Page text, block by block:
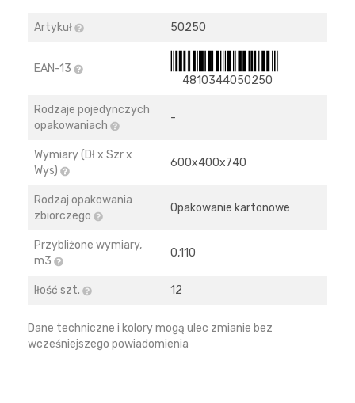
Artykuł 50250
EAN-13
4810344050250
Rodzaje pojedynczych
opakowaniach
-
Wymiary (Dł x Szr x
Wys)
600х400х740
Rodzaj opakowania
zbiorczego
Opakowanie kartonowe
Przybliżone wymiary,
m3
0,110
Iłość szt. 12
Dane techniczne i kolory mogą ulec zmianie bez
wcześniejszego powiadomienia